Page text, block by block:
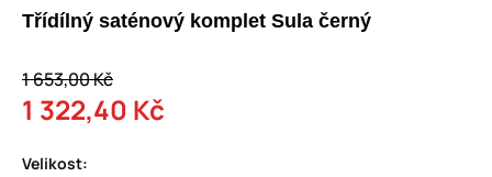
Třídílný saténový komplet Sula černý
1 653,00 Kč
1 322,40 Kč
Velikost: